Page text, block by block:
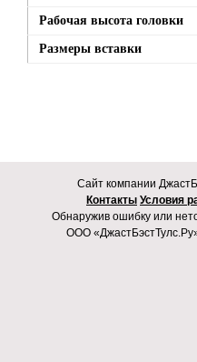
Рабочая высота головки
Размеры вставки
Cайт компании
Контакты Условия
Обнаружив ошибку или
ООО